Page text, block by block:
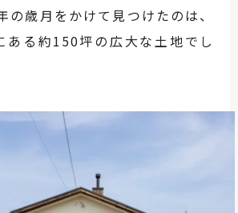
の歳月をかけて見つけたのは、
ある約150坪の広大な土地でし